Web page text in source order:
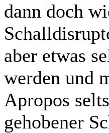
dann doch
aber etwas
werden und
Apropos
gehobener